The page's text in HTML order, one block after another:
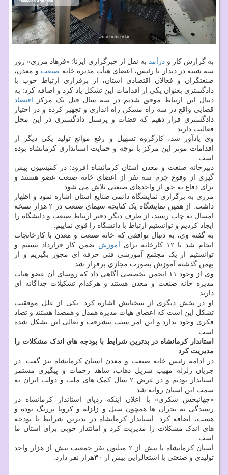
به گزارش کار و درآمد به نقل از خبرگزاری ایرنا؛ «فرهاد مرزی» روز
سه شنبه در دیدار با رئیس، اعضای هیأت مدیره خانه صنعت و معدن،
صنعتگران و فعالان اقتصادی استان، از برقراری ارتباط خوب با
دادگستری بعنوان یکی از اقدامات این تشکل یاد کرد و اضافه کرد: به
دنبال این ارتباط موفق شدیم در سه سال قبل یک مرکز اقتصاد
قضایی واقع در سه راه مسکن راه اندازی و تجهیز کرده و در اختیار
دادگستری قرار دهیم که قضات و پرسنل دادگستری در این محل
فعالیت دارند.
وی یادآور شد، کارگروه تسهیل و رفع موانع تولید یکی دیگر از
اقدامات موثر این مرکز با توجه و حمایت استانداری کرمانشاه بوده
است.
دبیرخانه صنعت و معدن استان کرمانشاه افزود: در کمیسیون پیش
گیری از وقوع جرم سه نفر از اعضای خانه صنعت عضو هستند و
برای دفاع به حق از واحدهای صنعتی تلاش می شود.
مرزی به برگزاری نمایشگاه دائمی صنایع استان اشاره نمود و اظهار
داشت: از همین نمایشگاه یک کتابچه سیمای صنعت در ۲ هزار نسخه
امسال به چاپ رسید، از طرف دیگر دفتر ارتباط صنعت و دانشگاه را
ایجاد کردیم و توانستیم ارتباط با دانشگاه را قوی نماییم.
به گفته وی، به دنبال توافقی که خانه صنعت و معدن با کارخانجات
انجام شد با ۱۲ کارخانه برای
آموزش ضمن کار قرارداد بستیم و
توانستیم از یک مجتمع آموزشی فنی حرفه ای مجوز بگیریم و از
بهمن گذشته آموزش بصورت مجازی برقرار شد.
وی از وجود ۱۱ انجمن تخصصی آگاهی داد که روسای آن عضو هیات
مدیره خانه صنعت و معدن هستند و هرکدام تشکیلات جداگانه ای
دارند.
او در بخش دیگری از سخنانش اشاره کرد: یکی از علل موفقیت
تشکل این است که اعضای هیات مدیره همدل و همصدا هستند و تضاد
فکری وجود ندارد و این امر سبب پیشرفت و تعالی این تشکل شده
است.
استاندار کرمانشاه در بدترین شرایط با بودجه های اندک مشکلات را
مدیریت کرد
در ادامه رئیس خانه صنعت و معدن استان کرمانشاه نیز گفت: در
جریان زلزله مهیب سرپل ذهاب، شاهد زحمات و پیگیری مستمر
استاندار بودیم و در عرض ۲ سال کمک های ملت و دولت ایران به
سمت این استان روانه شد.
«جهانبخش شکری» با اعلان اینکه ردپای استاندار کرمانشاه در
رسیدگی به بحران ها همچون سیل و زلزله و کرونا پررنگ بوده و
هست، اضافه کرد: استاندار کرمانشاه در بدترین شرایط با بودجه
های اندک مشکلات را مدیریت کرد و امانتدار خوبی برای استان ما
است.
استان کرمانشاه با بیش از ۲ میلیون نفر جمعیت بیش از هزار واحد
تولیدی و صنعتی با اشتغالزایی بیش از ۳۰هزار نفر دارد.